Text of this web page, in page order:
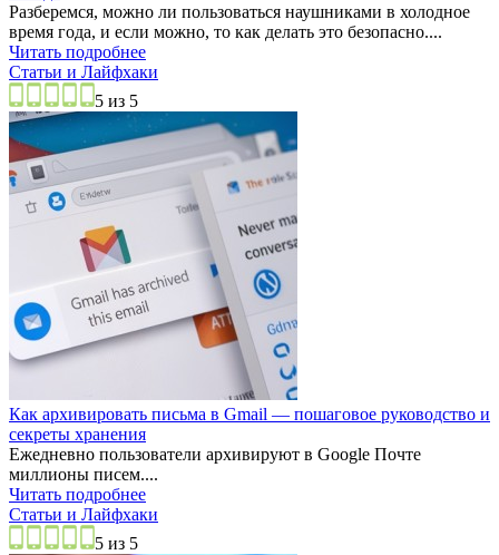
Разберемся, можно ли пользоваться наушниками в холодное
время года, и если можно, то как делать это безопасно....
Читать подробнее
Статьи и Лайфхаки
5 из 5
Как архивировать письма в Gmail — пошаговое руководство и
секреты хранения
Ежедневно пользователи архивируют в Google Почте
миллионы писем....
Читать подробнее
Статьи и Лайфхаки
5 из 5